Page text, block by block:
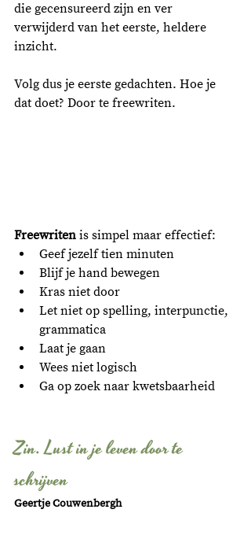
die gecensureerd zijn en ver
verwijderd van het eerste, heldere
inzicht.
Volg dus je eerste gedachten. Hoe je
dat doet? Door te freewriten.
Freewriten is simpel maar effectief:
Geef jezelf tien minuten
Blijf je hand bewegen
Kras niet door
Let niet op spelling, interpunctie,
grammatica
Laat je gaan
Wees niet logisch
Ga op zoek naar kwetsbaarheid
Zin. Lust in je leven door te
schrijven
Geertje Couwenbergh